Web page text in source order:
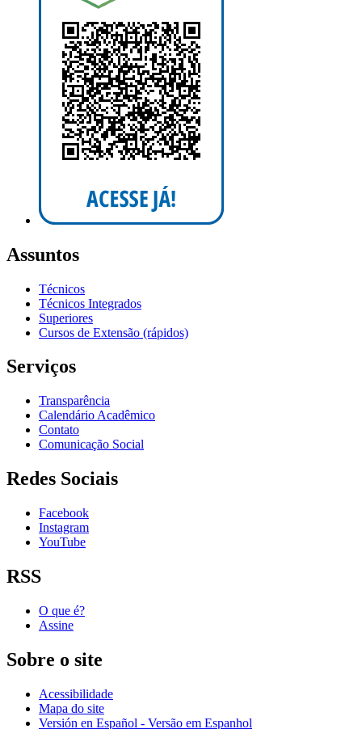
Assuntos
Técnicos
Técnicos Integrados
Superiores
Cursos de Extensão (rápidos)
Serviços
Transparência
Calendário Acadêmico
Contato
Comunicação Social
Redes Sociais
Facebook
Instagram
YouTube
RSS
O que é?
Assine
Sobre o site
Acessibilidade
Mapa do site
Versión en Español - Versão em Espanhol